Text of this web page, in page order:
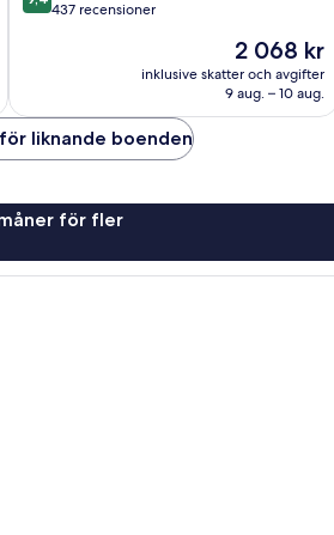
av
437 recensioner
Priset
är
2 068 kr
2 068 kr
inklusive skatter och avgifter
9 aug. – 10 aug.
liknande boenden
för fler